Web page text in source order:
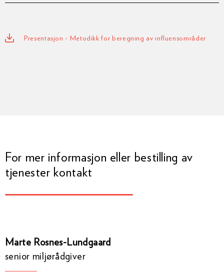
Presentasjon - Metodikk for beregning av influensområder
For mer informasjon eller bestilling av
tjenester kontakt
Marte Rosnes-Lundgaard
senior miljørådgiver